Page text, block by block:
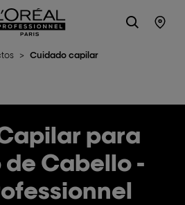
Paris
> Cuidado capilar
para
de Cabello -